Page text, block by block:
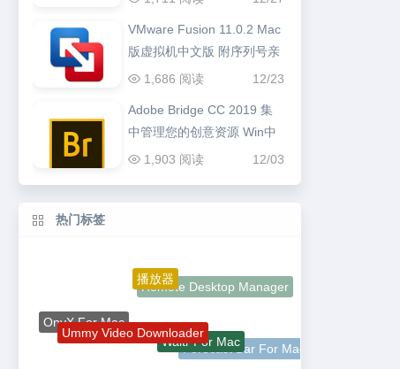
VMware Fusion 11.0.2 Mac
版虚拟机中文版 附序列号亲
测可用
12/23
1,686 阅读
Adobe Bridge CC 2019 集
中管理您的创意资源 Win中
文版
12/03
1,903 阅读
热门标签
播放器
Remote Desktop Manager
OnyX For Mac
Ummy Video Downloader
Waltr For Mac
Forecast Bar For Mac